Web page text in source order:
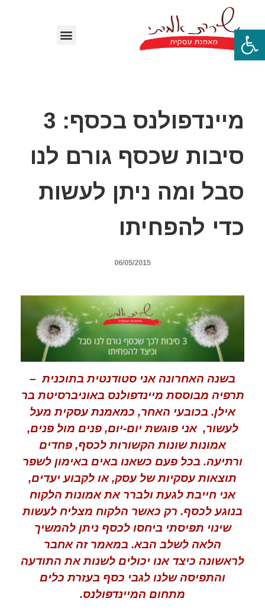
פתח סרגל נגישות
מיינדפולנס בכסף: 3
סיבות שכסף גורם לנו
סבל ומה ניתן לעשות
כדי להפחיתו
06/05/2015
בשנה האחרונה אני סטודנטית בתוכנית –
תרפיה מבוססת מיינדפולנס באוניברסיטת בר
אילן. בכובעי האחר, כמאמנת עסקית מעל
לעשור, אני פוגשת יום-יום, פנים מול פנים,
אמונות שונות הקשורות לכסף, פחדים
ורתיעה. בכל פעם כשאנו באים באימון לשפר
תוצאות עסקיות של עסק, או לקבוע יעדים,
אני חייבת לגעת ולברר את אמונות הלקוח
בנוגע לכסף. רק כאשר הלקוח מצליח לעשות
שינוי תפיסתי ביחסו לכסף ניתן להמשיך
הלאה לשלב הבא. במאמר זה אחבר
לראשונה כיצד אנו יכולים לשנות את התודעה
והתפיסה שלנו לגבי כסף בעזרת כלים
מתחום המיינדפולנס.